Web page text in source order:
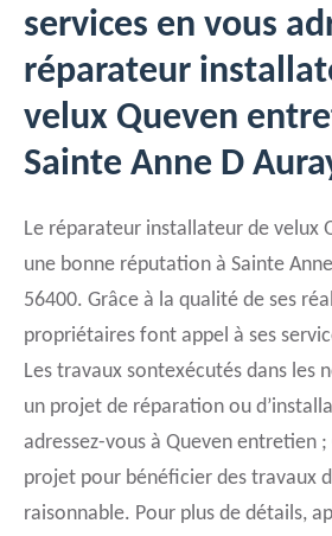
services en vous
réparateur
velux Queven
Sainte Anne D
Le réparateur installateur de velux
une bonne réputation à Sainte
56400. Grâce à la qualité de ses
propriétaires font appel à ses
Les travaux sontexécutés dans les
un projet de réparation ou
adressez-vous à Queven entretien
projet pour bénéficier des travaux
raisonnable. Pour plus de détails,